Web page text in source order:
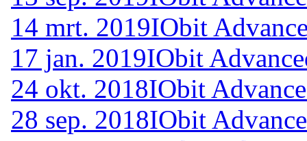
14 mrt. 2019IObit
17 jan. 2019IObit
24 okt. 2018IObit
28 sep. 2018IObit